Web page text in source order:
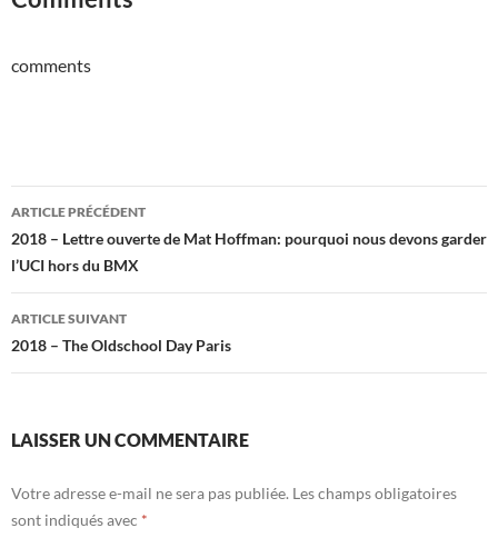
comments
Navigation
des
articles
ARTICLE PRÉCÉDENT
2018 – Lettre ouverte de Mat Hoffman: pourquoi nous devons garder
l’UCI hors du BMX
ARTICLE SUIVANT
2018 – The Oldschool Day Paris
LAISSER UN COMMENTAIRE
Votre adresse e-mail ne sera pas publiée. Les champs obligatoires
sont indiqués avec *